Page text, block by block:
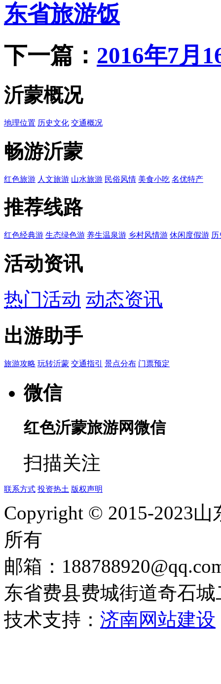
东省旅游饭
下一篇： 2016年7月
沂蒙概况
地理位置 历史文化 交通概况
畅游沂蒙
红色旅游 人文旅游 山水旅游 民俗风情 美食小吃 名优特产
推荐线路
红色经典游 生态绿色游 养生温泉游 乡村风情游 休闲度假游
活动资讯
热门活动 动态资讯
出游助手
旅游攻略 玩转沂蒙 交通指引 景点分布 门票预定
微信
红色沂蒙旅游网微信
扫描关注
联系方式 投资热土 版权声明
Copyright © 2015-2023
所有
邮箱：
东省费县费城街道奇石
技术支持： 济南网站建设